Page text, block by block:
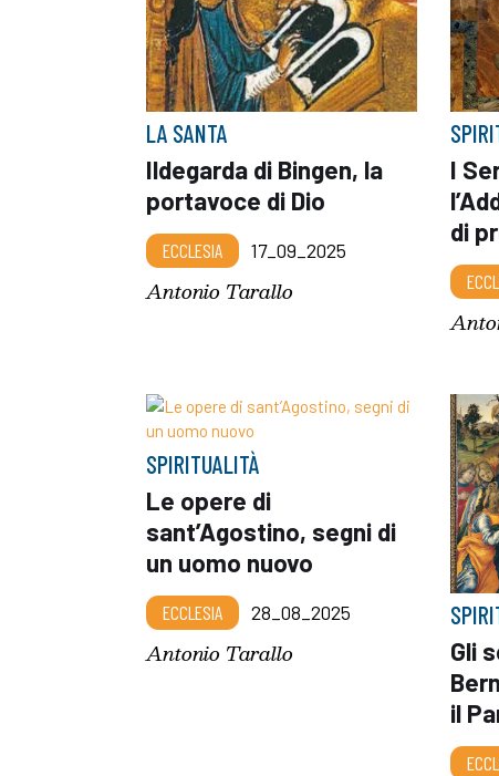
LA SANTA
Ildegarda di Bingen, la
portavoce di Dio
ECCLESIA 17_09_2025
Antonio Tarallo
I
di
SPIRITUALITÀ
Le opere di
sant’Agostino, segni di
un uomo nuovo
ECCLESIA 28_08_2025
Antonio Tarallo
Gli
il